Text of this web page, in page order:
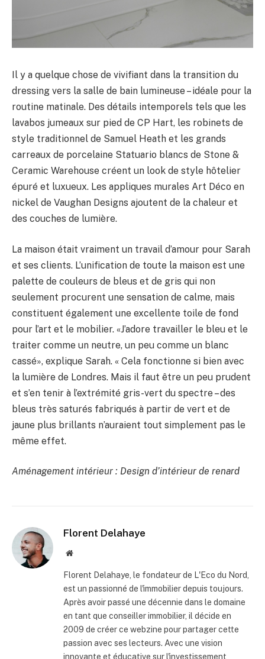
Il y a quelque chose de vivifiant dans la transition du
dressing vers la salle de bain lumineuse – idéale pour la
routine matinale. Des détails intemporels tels que les
lavabos jumeaux sur pied de CP Hart, les robinets de
style traditionnel de Samuel Heath et les grands
carreaux de porcelaine Statuario blancs de Stone &
Ceramic Warehouse créent un look de style hôtelier
épuré et luxueux. Les appliques murales Art Déco en
nickel de Vaughan Designs ajoutent de la chaleur et
des couches de lumière.
La maison était vraiment un travail d’amour pour Sarah
et ses clients. L’unification de toute la maison est une
palette de couleurs de bleus et de gris qui non
seulement procurent une sensation de calme, mais
constituent également une excellente toile de fond
pour l’art et le mobilier. «J’adore travailler le bleu et le
traiter comme un neutre, un peu comme un blanc
cassé», explique Sarah. « Cela fonctionne si bien avec
la lumière de Londres. Mais il faut être un peu prudent
et s’en tenir à l’extrémité gris-vert du spectre – des
bleus très saturés fabriqués à partir de vert et de
jaune plus brillants n’auraient tout simplement pas le
même effet.
Aménagement intérieur : Design d’intérieur de renard
Florent Delahaye
Site
Florent Delahaye, le fondateur de L'Eco du Nord,
est un passionné de l'immobilier depuis toujours.
Après avoir passé une décennie dans le domaine
en tant que conseiller immobilier, il décide en
2009 de créer ce webzine pour partager cette
passion avec ses lecteurs. Avec une vision
innovante et éducative sur l'investissement